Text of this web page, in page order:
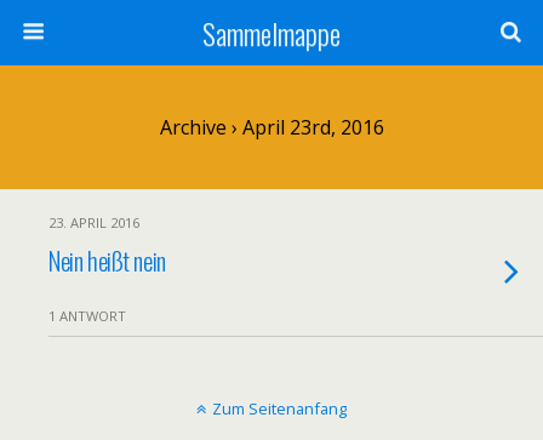
Sammelmappe
Archive › April 23rd, 2016
23. APRIL 2016
Nein heißt nein
1 ANTWORT
Zum Seitenanfang